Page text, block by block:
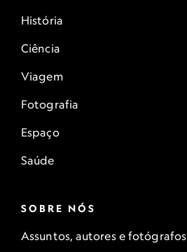
História
Ciência
Viagem
Fotografia
Espaço
Saúde
SOBRE NÓS
Assuntos, autores e fotógrafos